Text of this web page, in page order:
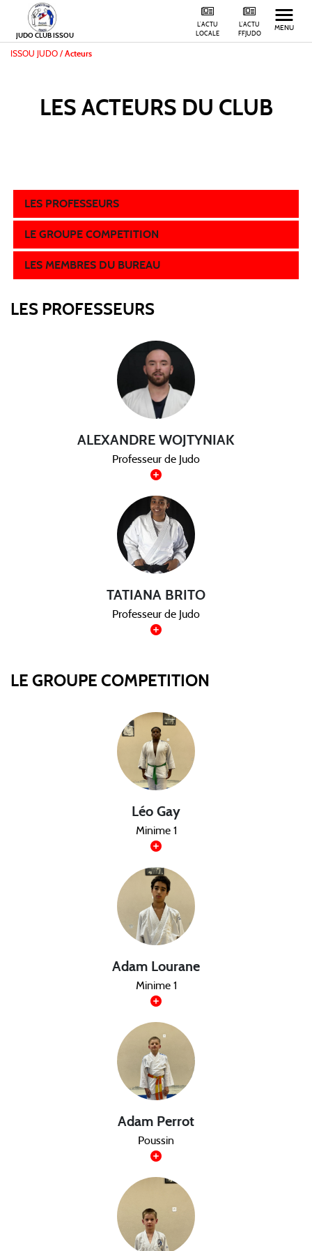
JUDO CLUB ISSOU
L'ACTU
FFJUDO
L'ACTU
LOCALE
MENU
ISSOU JUDO / Acteurs
LES ACTEURS DU CLUB
LES PROFESSEURS
LE GROUPE COMPETITION
LES MEMBRES DU BUREAU
LES PROFESSEURS
ALEXANDRE WOJTYNIAK
Professeur de Judo
TATIANA BRITO
Professeur de Judo
LE GROUPE COMPETITION
Léo Gay
Minime 1
Adam Lourane
Minime 1
Adam Perrot
Poussin